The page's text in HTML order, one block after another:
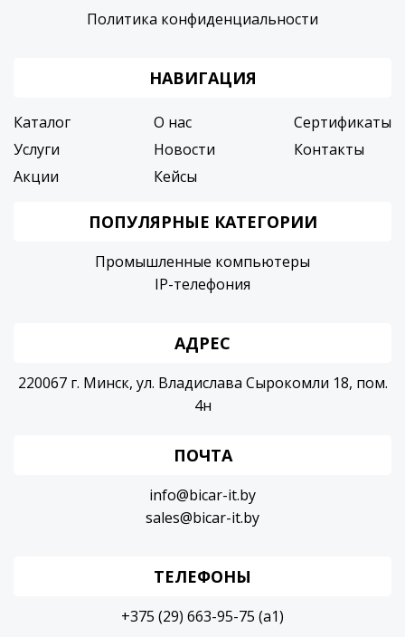
Политика конфиденциальности
НАВИГАЦИЯ
Каталог
Услуги
Акции
О нас
Новости
Кейсы
Сертификаты
Контакты
ПОПУЛЯРНЫЕ КАТЕГОРИИ
Промышленные компьютеры
IP-телефония
АДРЕС
220067 г. Минск, ул. Владислава Сырокомли 18, пом.
4н
ПОЧТА
info@bicar-it.by
sales@bicar-it.by
ТЕЛЕФОНЫ
+375 (29) 663-95-75 (a1)